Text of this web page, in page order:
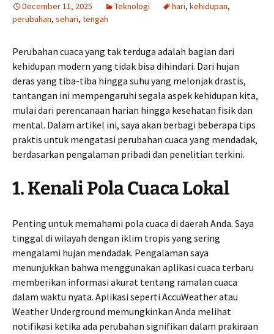
December 11, 2025 Teknologi hari, kehidupan,
perubahan, sehari, tengah
Perubahan cuaca yang tak terduga adalah bagian dari
kehidupan modern yang tidak bisa dihindari. Dari hujan
deras yang tiba-tiba hingga suhu yang melonjak drastis,
tantangan ini mempengaruhi segala aspek kehidupan kita,
mulai dari perencanaan harian hingga kesehatan fisik dan
mental. Dalam artikel ini, saya akan berbagi beberapa tips
praktis untuk mengatasi perubahan cuaca yang mendadak,
berdasarkan pengalaman pribadi dan penelitian terkini.
1. Kenali Pola Cuaca Lokal
Penting untuk memahami pola cuaca di daerah Anda. Saya
tinggal di wilayah dengan iklim tropis yang sering
mengalami hujan mendadak. Pengalaman saya
menunjukkan bahwa menggunakan aplikasi cuaca terbaru
memberikan informasi akurat tentang ramalan cuaca
dalam waktu nyata. Aplikasi seperti AccuWeather atau
Weather Underground memungkinkan Anda melihat
notifikasi ketika ada perubahan signifikan dalam prakiraan